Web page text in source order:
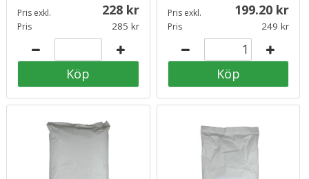
Pris exkl. 228
Pris 285
Köp
Pris exkl. 199.20
Pris 249
Köp